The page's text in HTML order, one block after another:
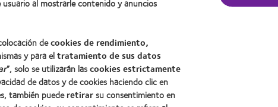
Buscar un centro
al mostrarle contenido y anuncios
decookies de rendimiento,
y para eltratamiento de sus datos
”, solo se utilizarán lascookies estrictamente
de datos y de cookies haciendo clic en
también puederetirarsu consentimiento en